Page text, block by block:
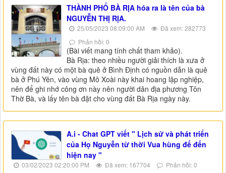
THÀNH PHỐ BÀ RỊA hóa ra là tên của bà
NGUYỄN THỊ RỊA.
25/05/2023 08:09:00 AM
Đã xem: 282773
Phản hồi: 0
(Bài viết mang tính chất tham khảo).
Bà Rịa: theo nhiều người giải thích là xưa ở
vùng đất này có một bà quê ở Bình Định có nguồn dẫn là quê
bà ở Phú Yên, vào vùng Mô Xoài này khai hoang lập nghiệp,
nên để ghi nhớ công ơn này nên người dân địa phương Tôn
Thờ Bà, và lấy tên bà đặt cho vùng đất Bà Rịa ngày này.
A.i - Chat GPT viết " Lịch sử và phát triển
của Họ Nguyễn từ thời Vua hùng đế đến
hiện nay "
03/02/2023 02:20:00 PM Đã xem: 167704 Phản hồi: 0